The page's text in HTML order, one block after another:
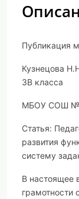
Публикация
Кузнецова
3В класса
МБОУ СОШ №
Статья:
развития
систему
В настоящее
грамотности